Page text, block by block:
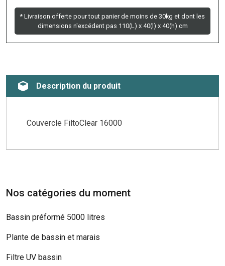
* Livraison offerte pour tout panier de moins de 30kg et dont les
dimensions n'excédent pas 110(L) x 40(l) x 40(h) cm
Description du produit
Couvercle FiltoClear 16000
Nos catégories du moment
Bassin préformé 5000 litres
Plante de bassin et marais
Filtre UV bassin